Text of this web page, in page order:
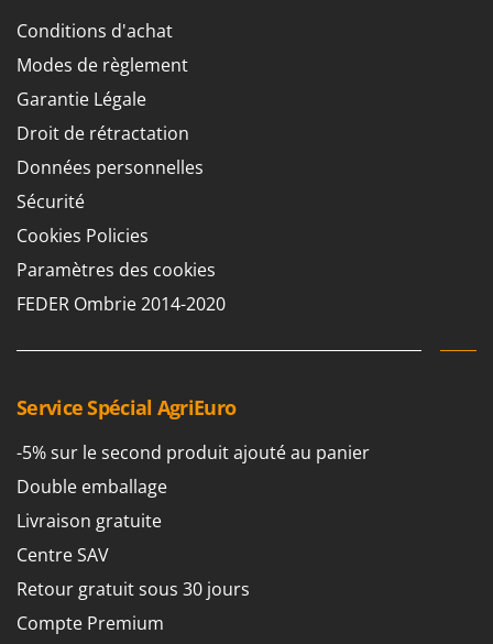
Conditions d'achat
Modes de règlement
Garantie Légale
Droit de rétractation
Données personnelles
Sécurité
Cookies Policies
Paramètres des cookies
FEDER Ombrie 2014-2020
Service Spécial AgriEuro
-5% sur le second produit ajouté au panier
Double emballage
Livraison gratuite
Centre SAV
Retour gratuit sous 30 jours
Compte Premium